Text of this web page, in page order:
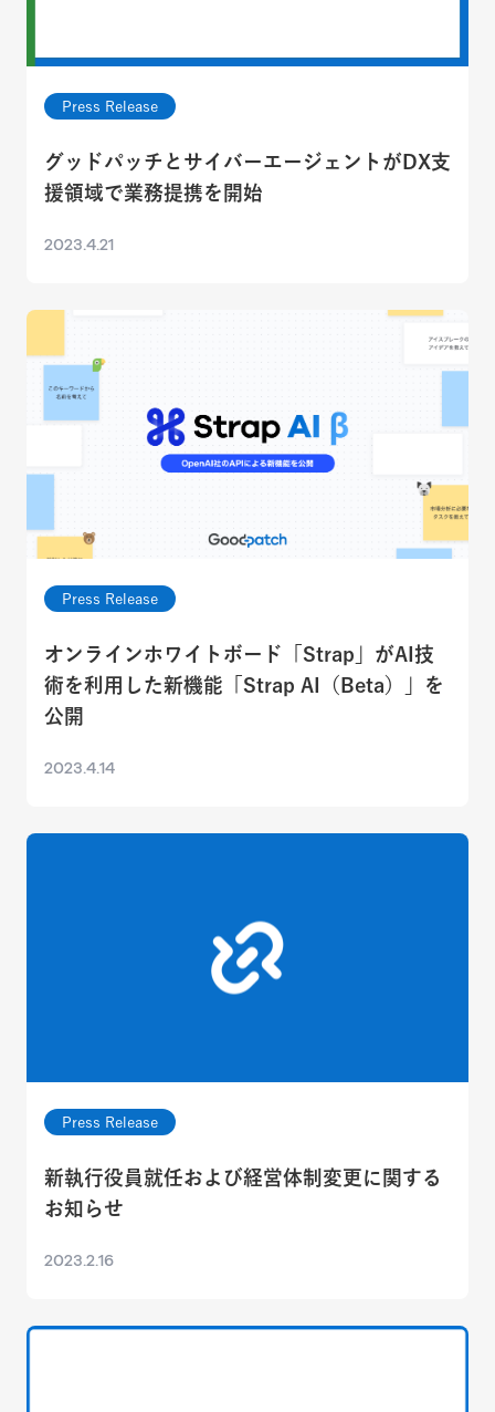
Press Release
グッドパッチとサイバーエージェントがDX支
援領域で業務提携を開始
2023.4.21
Press Release
オンラインホワイトボード「Strap」がAI技
術を利用した新機能「Strap AI（Beta）」を
公開
2023.4.14
Press Release
新執行役員就任および経営体制変更に関する
お知らせ
2023.2.16